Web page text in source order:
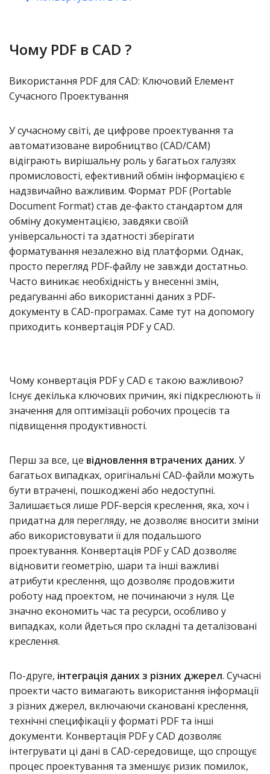
Чому PDF в CAD ?
Використання PDF для CAD: Ключовий Елемент
Сучасного Проектування
У сучасному світі, де цифрове проектування та
автоматизоване виробництво (CAD/CAM)
відіграють вирішальну роль у багатьох галузях
промисловості, ефективний обмін інформацією є
надзвичайно важливим. Формат PDF (Portable
Document Format) став де-факто стандартом для
обміну документацією, завдяки своїй
універсальності та здатності зберігати
форматування незалежно від платформи. Однак,
просто перегляд PDF-файлу не завжди достатньо.
Часто виникає необхідність у внесенні змін,
редагуванні або використанні даних з PDF-
документу в CAD-програмах. Саме тут на допомогу
приходить конвертація PDF у CAD.
Чому конвертація PDF у CAD є такою важливою?
Існує декілька ключових причин, які підкреслюють її
значення для оптимізації робочих процесів та
підвищення продуктивності.
Перш за все, це відновлення втрачених даних. У
багатьох випадках, оригінальні CAD-файли можуть
бути втрачені, пошкоджені або недоступні.
Залишається лише PDF-версія креслення, яка, хоч і
придатна для перегляду, не дозволяє вносити зміни
або використовувати її для подальшого
проектування. Конвертація PDF у CAD дозволяє
відновити геометрію, шари та інші важливі
атрибути креслення, що дозволяє продовжити
роботу над проектом, не починаючи з нуля. Це
значно економить час та ресурси, особливо у
випадках, коли йдеться про складні та деталізовані
креслення.
По-друге, інтеграція даних з різних джерел. Сучасні
проекти часто вимагають використання інформації
з різних джерел, включаючи скановані креслення,
технічні специфікації у форматі PDF та інші
документи. Конвертація PDF у CAD дозволяє
інтегрувати ці дані в CAD-середовище, що спрощує
процес проектування та зменшує ризик помилок,